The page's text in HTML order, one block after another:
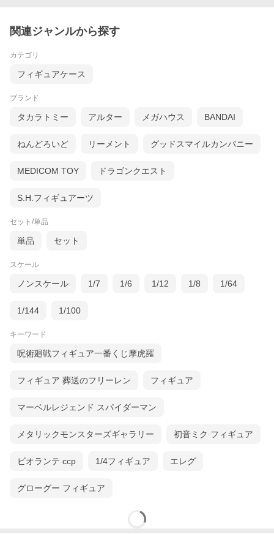
関連ジャンルから探す
カテゴリ
フィギュアケース
ブランド
タカラトミー アルター メガハウス BANDAI
ねんどろいど リーメント グッドスマイルカンパニー
MEDICOM TOY ドラゴンクエスト
S.H.フィギュアーツ
セット/単品
単品 セット
スケール
ノンスケール 1/7 1/6 1/12 1/8 1/64
1/144 1/100
キーワード
呪術廻戦フィギュア一番くじ摩虎羅
フィギュア 葬送のフリーレン フィギュア
マーベルレジェンド スパイダーマン
メタリックモンスターズギャラリー 初音ミク フィギュア
ビオランテ ccp 1/4フィギュア エレグ
グローグー フィギュア